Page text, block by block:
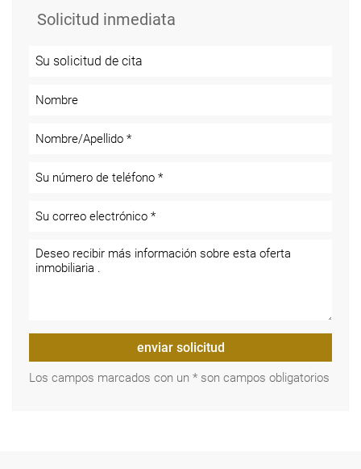
Solicitud inmediata
enviar solicitud
Los campos marcados con un * son campos obligatorios